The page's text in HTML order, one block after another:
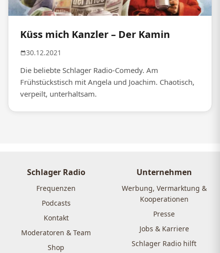
Küss mich Kanzler – Der Kamin
30.12.2021
Die beliebte Schlager Radio-Comedy. Am
Frühstückstisch mit Angela und Joachim. Chaotisch,
verpeilt, unterhaltsam.
Schlager Radio
Frequenzen
Podcasts
Kontakt
Moderatoren & Team
Shop
Unternehmen
Werbung, Vermarktung &
Kooperationen
Presse
Jobs & Karriere
Schlager Radio hilft